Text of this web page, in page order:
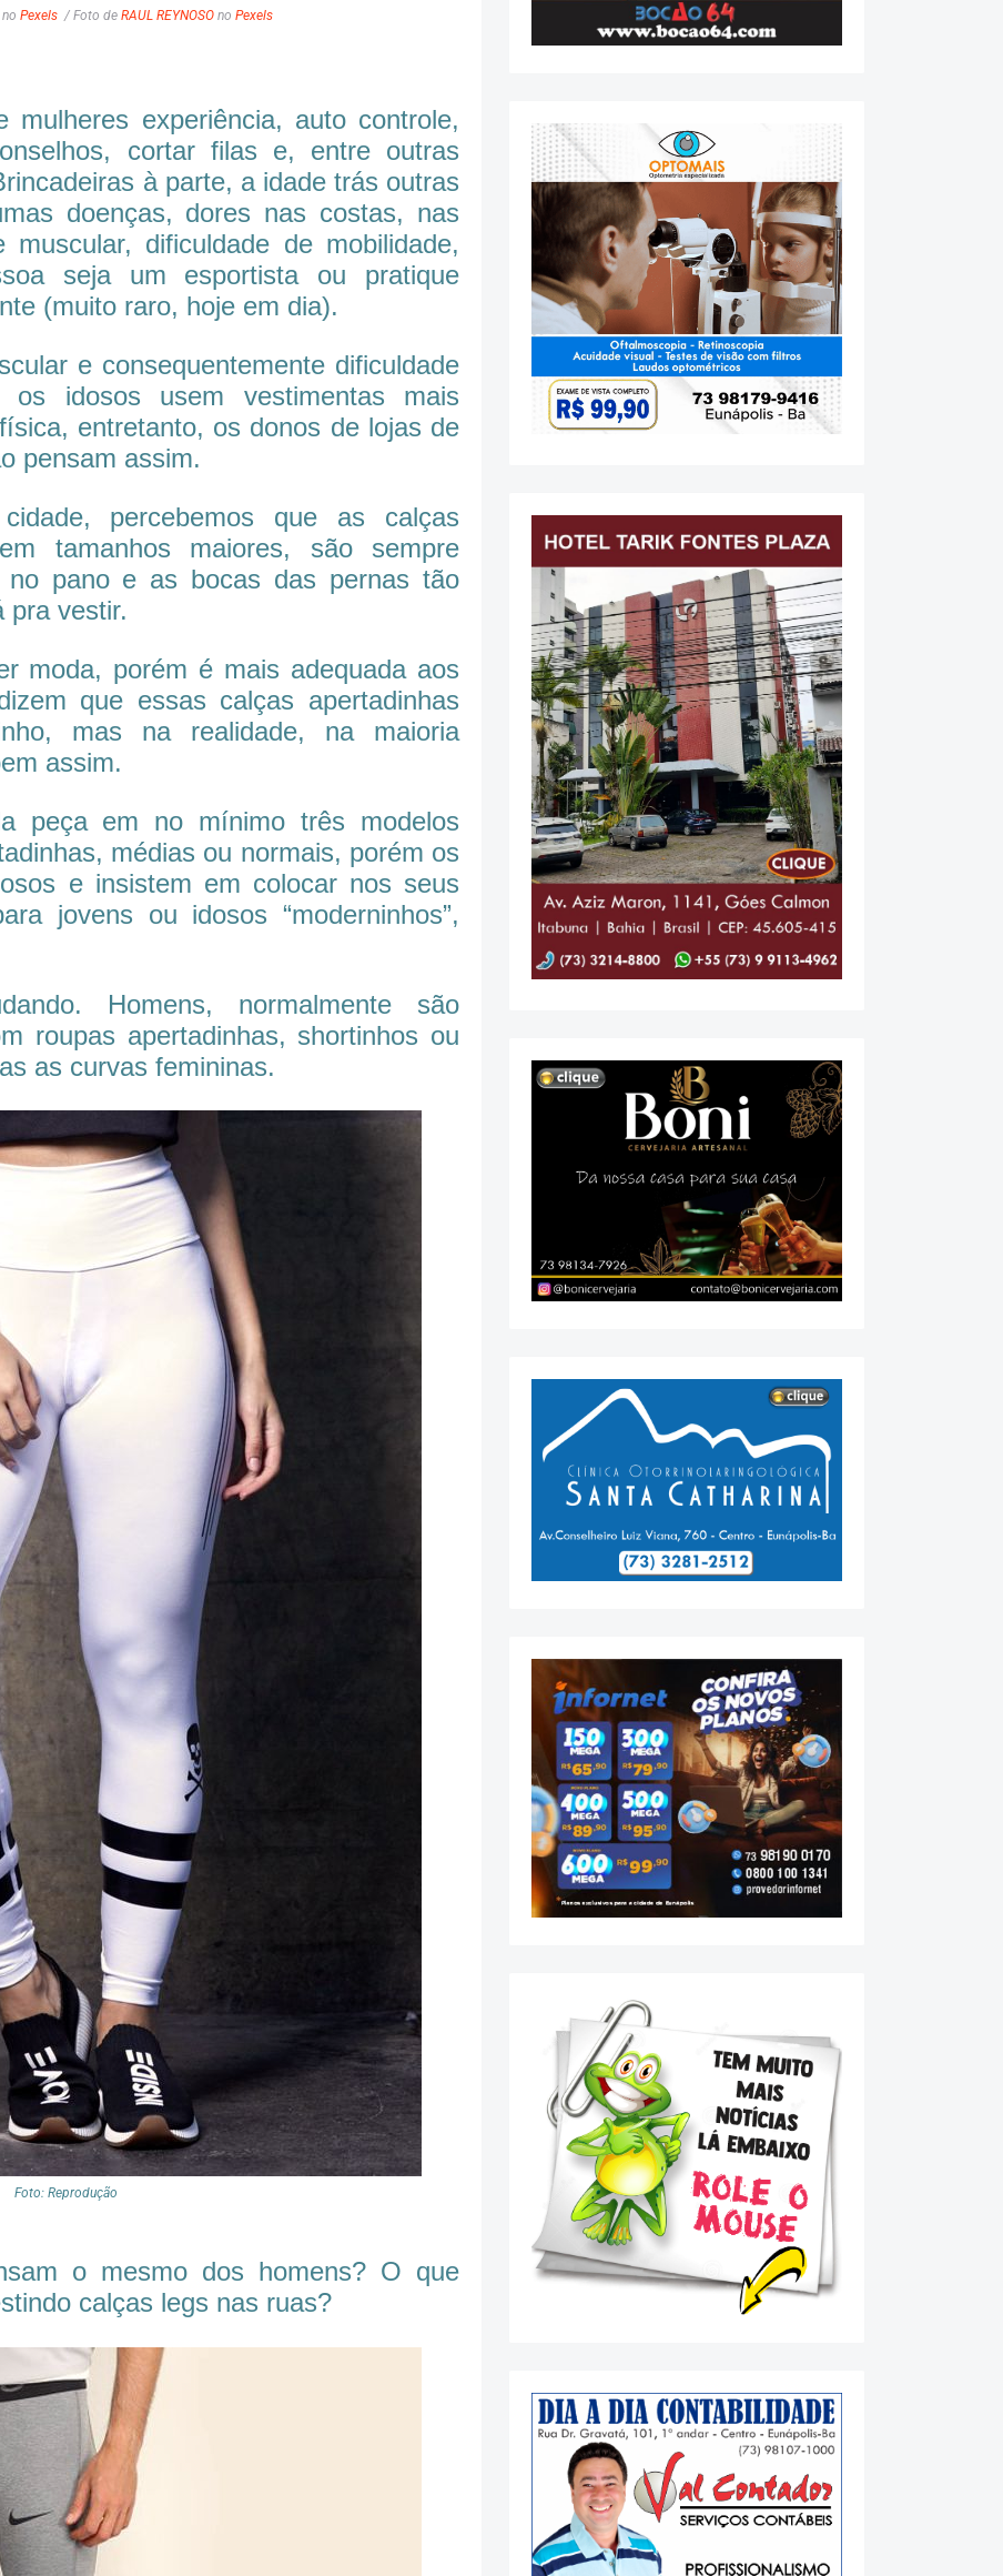
Pexels/ Foto de RAUL REYNOSOno Pexels
experiência, auto controle,
cortar filas e, entre outras
à parte, a idade trás outras
doenças, dores nas costas, nas
dificuldade de mobilidade,
seja um esportista ou pratique
(muito raro, hoje em dia).
e consequentemente dificuldade
idosos usem vestimentas mais
entretanto, os donos de lojas de
pensam assim.
percebemos que as calças
tamanhos maiores, são sempre
no pano e as bocas das pernas tão
pra vestir.
moda, porém é mais adequada aos
que essas calças apertadinhas
mas na realidade, na maioria
assim.
peça em no mínimo três modelos
médias ou normais, porém os
e insistem em colocar nos seus
jovens ou idosos “moderninhos”,
Homens, normalmente são
roupas apertadinhas, shortinhos ou
as curvas femininas.
Foto: Reprodução
o mesmo dos homens? O que
calças legs nas ruas?